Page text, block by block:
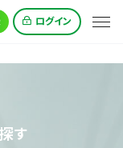
ログイン
す